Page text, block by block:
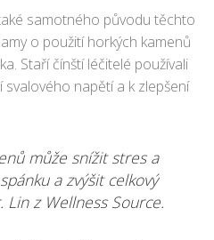
rychleji se zotavit po
samotného původu těchto
o použití horkých kamenů
Staří čínští léčitelé používali
napětí a k zlepšení
může snížit stres a
a zvýšit celkový
z Wellness Source.